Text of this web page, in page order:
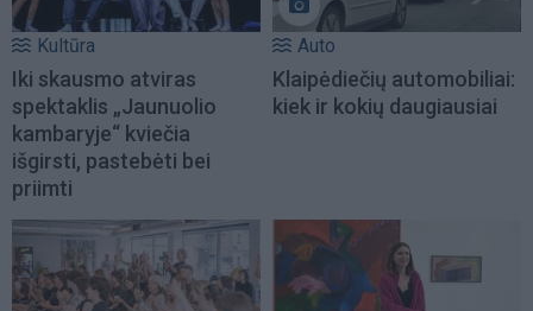
Kultūra
Iki skausmo atviras
spektaklis „Jaunuolio
kambaryje“ kviečia
išgirsti, pastebėti bei
priimti
Auto
Klaipėdiečių automobiliai:
kiek ir kokių daugiausiai